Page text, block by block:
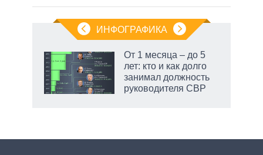
ИНФОГРАФИКА
От 1 месяца – до 5
лет: кто и как долго
занимал должность
руководителя СВР